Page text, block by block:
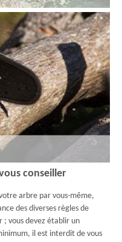
conseiller
arbre par vous-même,
des diverses règles de
; vous devez établir un
il est interdit de vous